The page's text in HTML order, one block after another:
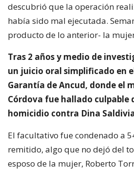
descubrió que la operación
había sido mal ejecutada.
producto de lo anterior- la
Tras 2 años y medio de
un juicio oral simplificado en
Garantía de Ancud, donde el
Córdova fue hallado culpable
homicidio contra Dina
El facultativo fue condenado a
remitido, algo que no dejó del
esposo de la mujer, Roberto